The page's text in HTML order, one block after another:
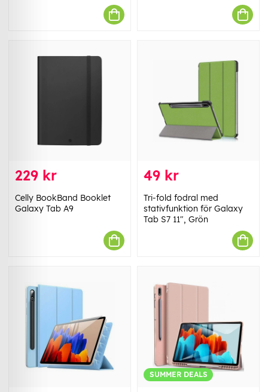
229 kr
Celly BookBand Booklet
Galaxy Tab A9
49 kr
Tri-fold fodral med
stativfunktion för Galaxy
Tab S7 11", Grön
SUMMER DEALS